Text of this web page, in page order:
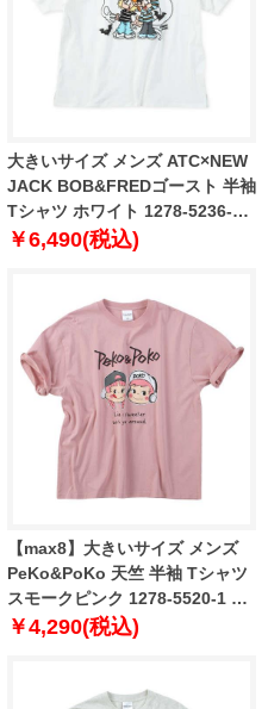
大きいサイズ メンズ ATC×NEW
JACK BOB&FREDゴースト 半袖
Tシャツ ホワイト 1278-5236-1
3L 4L 5L 6L
￥6,490(税込)
【max8】大きいサイズ メンズ
PeKo&PoKo 天竺 半袖 Tシャツ
スモークピンク 1278-5520-1 3L
4L 5L 6L 8L
￥4,290(税込)